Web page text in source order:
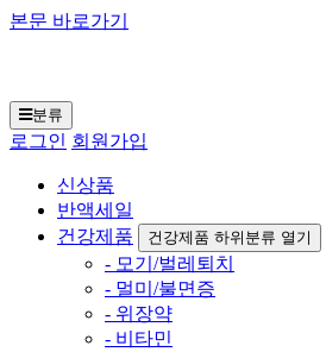
본문 바로가기
분류
로그인 회원가입
신상품
반액세일
건강제품
건강제품 하위분류 열기
- 모기/벌레퇴치
- 멀미/불면증
- 위장약
- 비타민